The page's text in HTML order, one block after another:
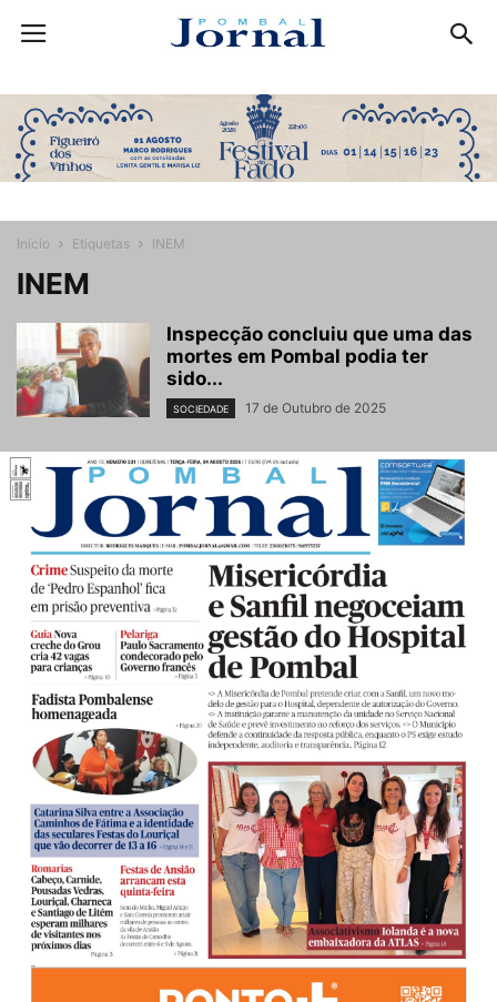
Início Etiquetas INEM
INEM
Inspecção concluiu que uma das
mortes em Pombal podia ter
sido...
SOCIEDADE 17 de Outubro de 2025